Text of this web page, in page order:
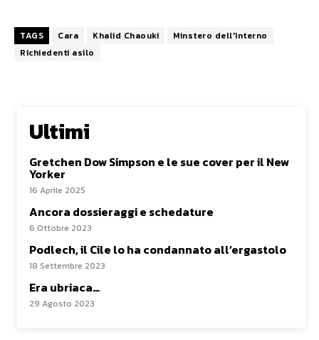
TAGS Cara Khalid Chaouki
Minstero dell'Interno
Richiedenti asilo
Ultimi
Gretchen Dow Simpson e le sue cover per il New
Yorker
16 Aprile 2025
Ancora dossieraggi e schedature
6 Ottobre 2023
Podlech, il Cile lo ha condannato all’ergastolo
18 Settembre 2023
Era ubriaca…
29 Agosto 2023